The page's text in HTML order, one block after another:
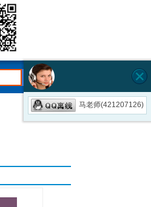
搜索
马老师(421207126)